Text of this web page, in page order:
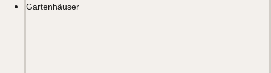
Gartenhäuser